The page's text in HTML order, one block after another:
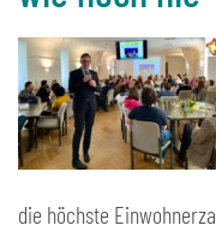
die höchste